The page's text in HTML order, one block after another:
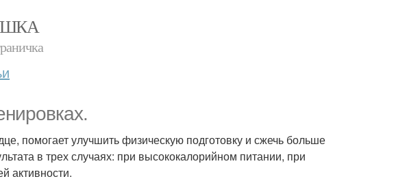
помогает улучшить физическую подготовку и сжечь больше
в трех случаях: при высококалорийном питании, при
активности.